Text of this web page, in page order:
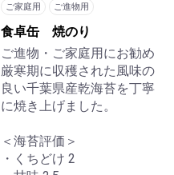
ご家庭用 ご進物用
食卓缶 焼のり
ご進物・ご家庭用にお勧め
厳寒期に収穫された風味の
良い千葉県産乾海苔を丁寧
に焼き上げました。
＜海苔評価＞
・くちどけ 2